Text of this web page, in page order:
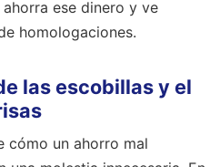
ese dinero y ve
homologaciones.
las escobillas y el
cómo un ahorro mal